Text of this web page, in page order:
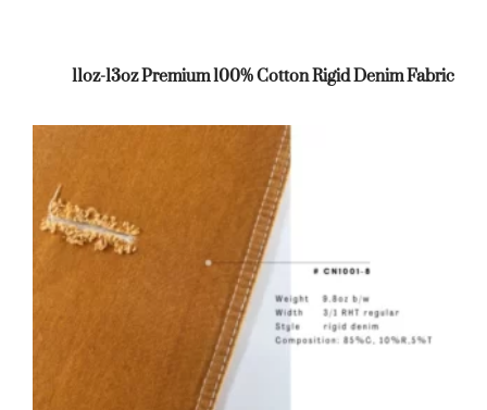
11oz-13oz Premium 100% Cotton Rigid Denim Fabric